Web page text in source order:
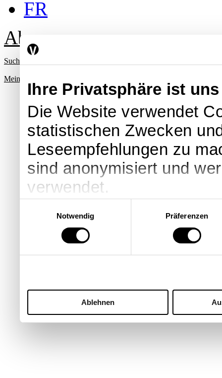
Ihre Privatsphäre ist
Die Website verwendet
statistischen Zwecken
Leseempfehlungen zu
sind anonymisiert und
verwendet.
Notwendig
Präferenzen
Ablehnen
FR
Abo
Suche
Mein Profil